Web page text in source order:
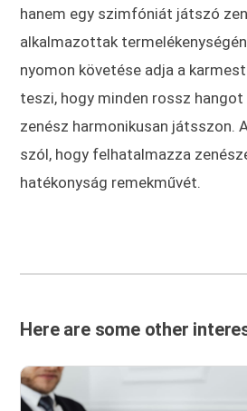
hanem egy szimfóniát játszó
alkalmazottak
nyomon követése adja a
teszi, hogy minden rossz hangot
zenész harmonikusan játsszon.
szól, hogy felhatalmazza
hatékonyság remekművét.
Here are some other